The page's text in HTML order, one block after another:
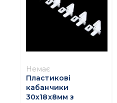
Немає
Пластикові
кабанчики
30х18х8мм з